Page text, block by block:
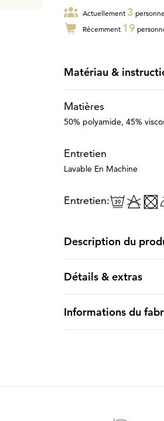
Actuellement 3
Récemment 19
Matériau &
Matières
50% polyamide, 45%
Entretien
Lavable En Machine
Entretien:
Description du
Détails & extras
Informations du